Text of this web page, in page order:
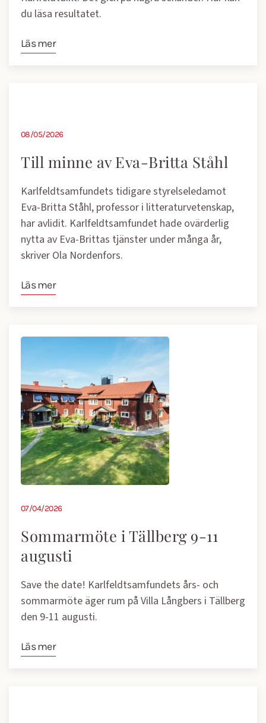
du läsa resultatet.
Läs mer
08/05/2026
Till minne av Eva-Britta Ståhl
Karlfeldtsamfundets tidigare styrelseledamot
Eva-Britta Ståhl, professor i litteraturvetenskap,
har avlidit. Karlfeldtsamfundet hade ovärderlig
nytta av Eva-Brittas tjänster under många år,
skriver Ola Nordenfors.
Läs mer
07/04/2026
Sommarmöte i Tällberg 9-11
augusti
Save the date! Karlfeldtsamfundets års- och
sommarmöte äger rum på Villa Långbers i Tällberg
den 9-11 augusti.
Läs mer